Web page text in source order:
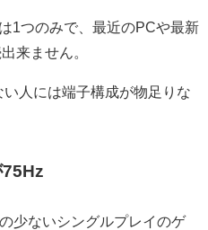
1つのみで、最近のPCや最新
来ません。
人には端子構成が物足りな
75Hz
少ないシングルプレイのゲ